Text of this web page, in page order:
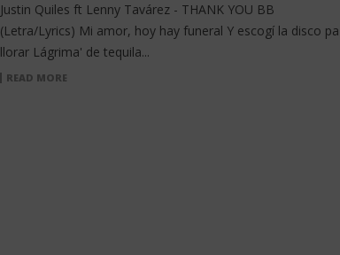
Justin Quiles ft Lenny Tavárez - THANK YOU BB
(Letra/Lyrics) Mi amor, hoy hay funeral Y escogí la disco
llorar Lágrima' de tequila...
READ MORE